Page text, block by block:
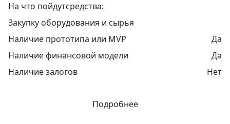
На что пойдутсредства:
Закупку оборудования и сырья
Наличие прототипа или MVP
Да
Наличие финансовой модели
Да
Наличие залогов
Нет
Подробнее